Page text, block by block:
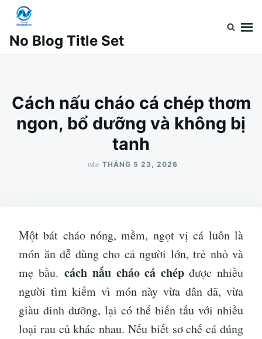
Nhảy
nội
Tìm
kiếm
cho:
No Blog Title Set
Cách nấu cháo cá chép thơm
ngon, bổ dưỡng và không bị
tanh
vào THÁNG 5 23, 2026
Một bát cháo nóng, mềm, ngọt vị cá luôn là
món ăn dễ dùng cho cả người lớn, trẻ nhỏ và
mẹ bầu.cách nấu cháo cá chépđược nhiều
người tìm kiếm vì món này vừa dân dã, vừa
giàu dinh dưỡng, lại có thể biến tấu với nhiều
loại rau củ khác nhau. Nếu biết sơ chế cá đúng